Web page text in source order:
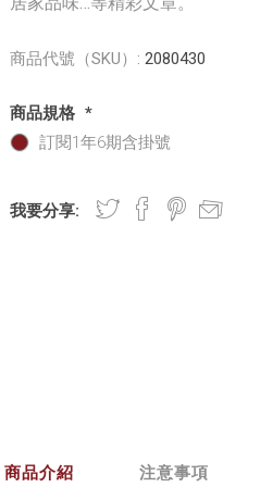
商品代號（SKU）: 2080430
商品規格 *
訂閱1年6期含掛號
我要分享:
商品介紹 注意事項